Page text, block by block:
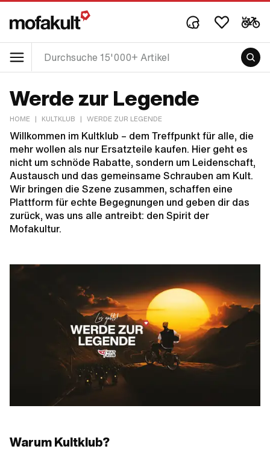
Werde zur Legende
HOME | KULTKLUB | WERDE ZUR LEGENDE
Willkommen im Kultklub – dem Treffpunkt für alle, die
mehr wollen als nur Ersatzteile kaufen. Hier geht es
nicht um schnöde Rabatte, sondern um Leidenschaft,
Austausch und das gemeinsame Schrauben am Kult.
Wir bringen die Szene zusammen, schaffen eine
Plattform für echte Begegnungen und geben dir das
zurück, was uns alle antreibt: den Spirit der
Mofakultur.
Warum Kultklub?